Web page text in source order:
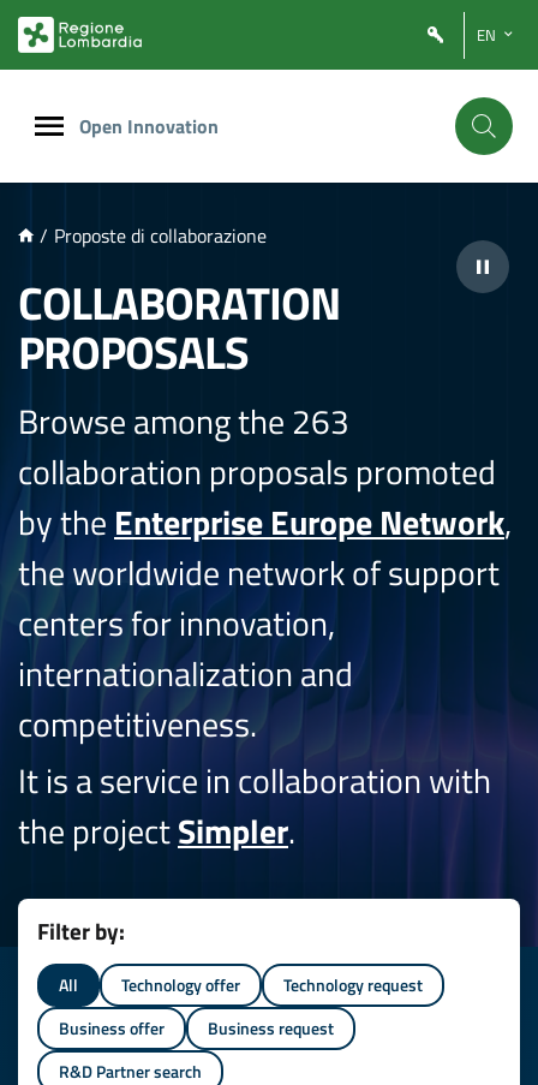
PRINCIPALE
EN
Open Innovation
/ Proposte di collaborazione
COLLABORATION
PROPOSALS
Browse among the 263
collaboration proposals promoted
by the Enterprise Europe Network,
the worldwide network of support
centers for innovation,
internationalization and
competitiveness.
It is a service in collaboration with
the projectSimpler.
Filter by:
All Technology offer
Technology request
Business offer
Business request
R&D Partner search